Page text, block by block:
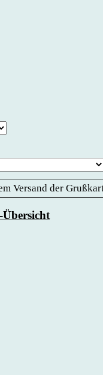
Versand der